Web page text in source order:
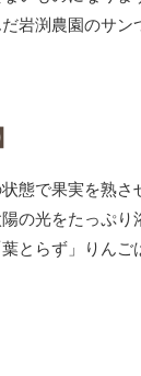
だ岩渕農園のサ
態で果実を熟さ
の光をたっぷり
とらず」りんご